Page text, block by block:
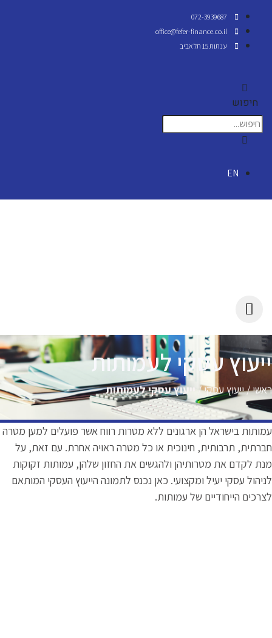
לעמותות
עסקי לעמותות
ללא מטרות רווח אשר פועלים למען מטרה
או כל מטרה ראויה אחרת. עם זאת, על
את החזון שלהן, עמותות זקוקות
כאן נכנס לתמונה הייעוץ העסקי המותאם